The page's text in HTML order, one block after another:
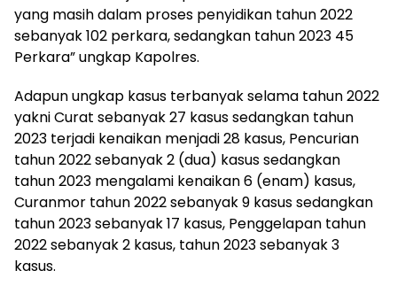
yang masih dalam proses penyidikan tahun 2022
sebanyak 102 perkara, sedangkan tahun 2023 45
Perkara” ungkap Kapolres.
Adapun ungkap kasus terbanyak selama tahun 2022
yakni Curat sebanyak 27 kasus sedangkan tahun
2023 terjadi kenaikan menjadi 28 kasus, Pencurian
tahun 2022 sebanyak 2 (dua) kasus sedangkan
tahun 2023 mengalami kenaikan 6 (enam) kasus,
Curanmor tahun 2022 sebanyak 9 kasus sedangkan
tahun 2023 sebanyak 17 kasus, Penggelapan tahun
2022 sebanyak 2 kasus, tahun 2023 sebanyak 3
kasus.